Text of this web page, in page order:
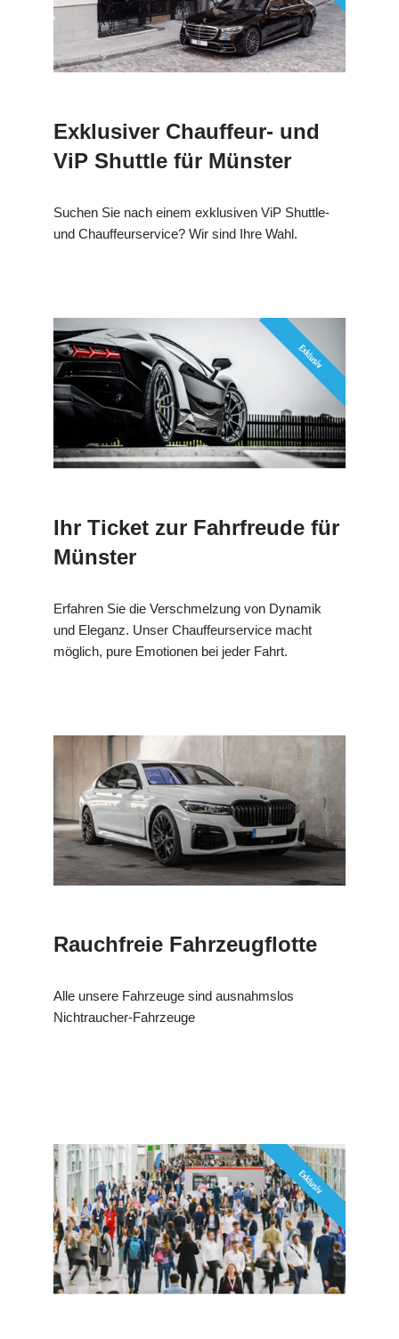
Exklusiver Chauffeur- und
ViP Shuttle für Münster
Suchen Sie nach einem exklusiven ViP Shuttle-
und Chauffeurservice? Wir sind Ihre Wahl.
Ihr Ticket zur Fahrfreude für
Münster
Erfahren Sie die Verschmelzung von Dynamik
und Eleganz. Unser Chauffeurservice macht
möglich, pure Emotionen bei jeder Fahrt.
Rauchfreie Fahrzeugflotte
Alle unsere Fahrzeuge sind ausnahmslos
Nichtraucher-Fahrzeuge